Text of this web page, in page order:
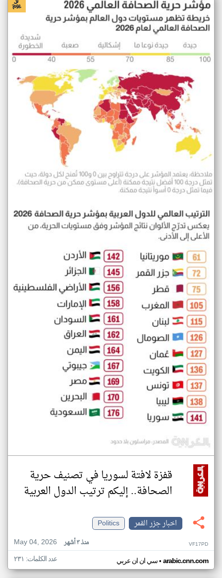
قفزة لافتة لسوريا في تصنيف حرية
الصحافة.. إليكم ترتيب الدول العربية
اخبار جزر القمر
Politics
May 04, 2026
منذ ٣ أشهر VF17PD
سي ان ان عربي• arabic.cnn.com عدد الكلمات: ٢٣١